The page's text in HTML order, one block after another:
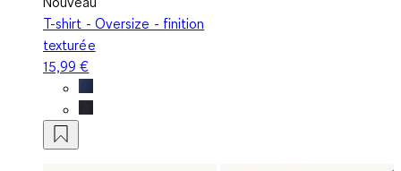
T-shirt - Oversize - finition
texturée
15,99 €